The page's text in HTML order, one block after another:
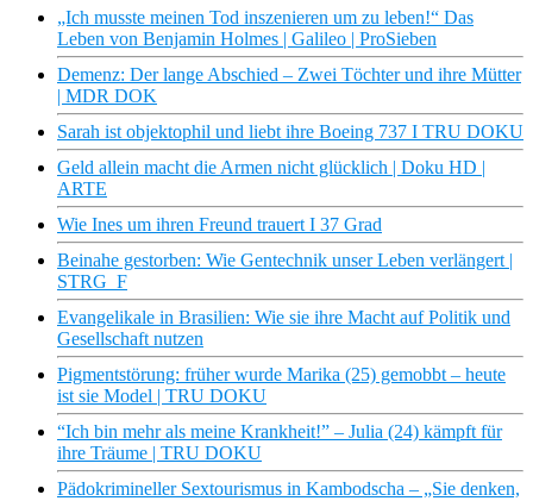
„Ich musste meinen Tod inszenieren um zu leben!“ Das
Leben von Benjamin Holmes | Galileo | ProSieben
Demenz: Der lange Abschied – Zwei Töchter und ihre Mütter
| MDR DOK
Sarah ist objektophil und liebt ihre Boeing 737 I TRU DOKU
Geld allein macht die Armen nicht glücklich | Doku HD |
ARTE
Wie Ines um ihren Freund trauert I 37 Grad
Beinahe gestorben: Wie Gentechnik unser Leben verlängert |
STRG_F
Evangelikale in Brasilien: Wie sie ihre Macht auf Politik und
Gesellschaft nutzen
Pigmentstörung: früher wurde Marika (25) gemobbt – heute
ist sie Model | TRU DOKU
“Ich bin mehr als meine Krankheit!” – Julia (24) kämpft für
ihre Träume | TRU DOKU
Pädokrimineller Sextourismus in Kambodscha – „Sie denken,